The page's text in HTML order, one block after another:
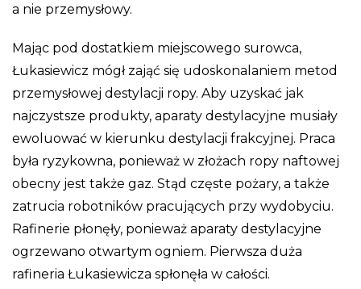
a nie przemysłowy.
Mając pod dostatkiem miejscowego surowca,
Łukasiewicz mógł zająć się udoskonalaniem metod
przemysłowej destylacji ropy. Aby uzyskać jak
najczystsze produkty, aparaty destylacyjne musiały
ewoluować w kierunku destylacji frakcyjnej. Praca
była ryzykowna, ponieważ w złożach ropy naftowej
obecny jest także gaz. Stąd częste pożary, a także
zatrucia robotników pracujących przy wydobyciu.
Rafinerie płonęły, ponieważ aparaty destylacyjne
ogrzewano otwartym ogniem. Pierwsza duża
rafineria Łukasiewicza spłonęła w całości.